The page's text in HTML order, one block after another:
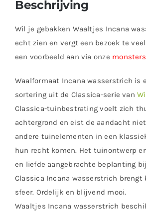
Beschrijving
Wil je gebakken Waaltjes Incana
echt zien en vergt een bezoek te
een voorbeeld aan via onze
Waalformaat Incana wasserstrich is
sortering uit de Classica-serie van
Classica-tuinbestrating voelt zich
achtergrond en eist de aandacht
andere tuinelementen in een
hun recht komen. Het tuinontwerp
en liefde aangebrachte beplanting
Classica Incana wasserstrich brengt
sfeer. Ordelijk en blijvend mooi.
Waaltjes Incana wasserstrich